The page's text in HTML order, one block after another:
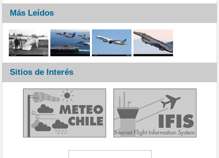
Más Leídos
Sitios de Interés